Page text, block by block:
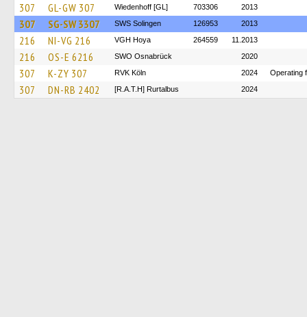
307 GL-GW 307 Wiedenhoff [GL] 703306 2013
307 SG-SW 3307 SWS Solingen 126953 2013
216 NI-VG 216 VGH Hoya 264559 11.2013
216 OS-E 6216 SWO Osnabrück 2020
307 K-ZY 307 RVK Köln 2024 Operating
307 DN-RB 2402 [R.A.T.H] Rurtalbus 2024